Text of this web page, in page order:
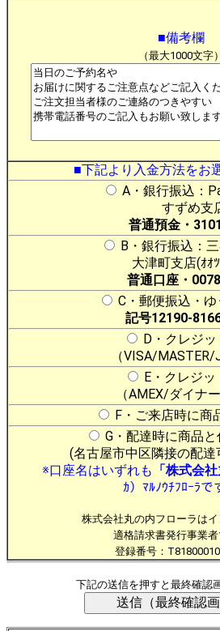
■備考欄
（最大1000文字）
■下記より入金方法をお
A・銀行振込：
すずめ支
普通預金・
B・銀行振込：
大津町支店(ｵｵﾂ
普通口座・
C・郵便振込・
記号12190-
D・クレジッ
（VISA/MASTER/
E・クレジッ
（AMEX/ダイナー
F・ご来店時に商
G・配達時に商品と
(名古屋市中区隣接の配達
※口座名はいずれも 「株式会
ｶ）ﾏﾙﾉｳﾁﾌﾛｰﾗで
株式会社丸の内フローラは
適格請求書発行事業者
登録番号：
下記の送信を押すと最終確認